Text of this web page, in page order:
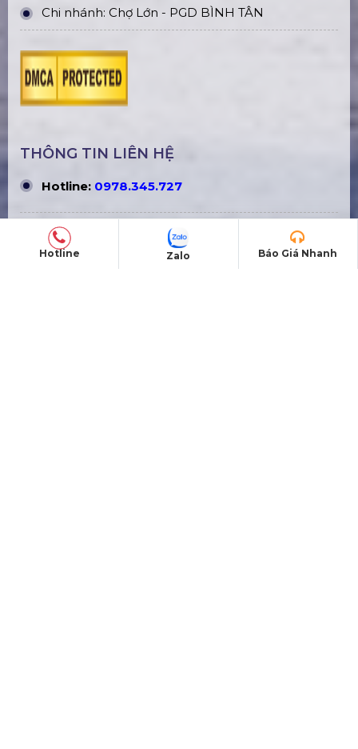
Chi nhánh: Chợ Lớn - PGD BÌNH TÂN
THÔNG TIN LIÊN HỆ
Hotline: 0978.345.727
Email: hsvavl@gmail.com
https://pro-avl.vn/
Hotline Báo Giá Nhanh
Zalo